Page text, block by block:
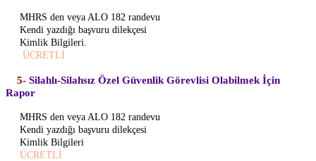
MHRS den veya ALO 182 randevu
Kendi yazdığı başvuru dilekçesi
Kimlik Bilgileri.
ÜCRETLİ
5- Silahlı-Silahsız Özel Güvenlik Görevlisi Olabilmek İçin
Rapor
MHRS den veya ALO 182 randevu
Kendi yazdığı başvuru dilekçesi
Kimlik Bilgileri
ÜCRETLİ